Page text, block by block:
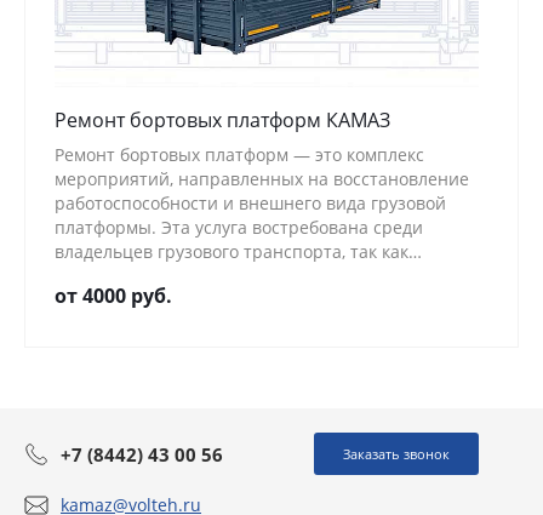
Ремонт бортовых платформ КАМАЗ
Ремонт бортовых платформ — это комплекс
мероприятий, направленных на восстановление
работоспособности и внешнего вида грузовой
платформы. Эта услуга востребована среди
владельцев грузового транспорта, так как
повысить его коммерческую привлекательность.
от 4000 руб.
+7 (8442) 43 00 56 Заказать звонок
kamaz@volteh.ru